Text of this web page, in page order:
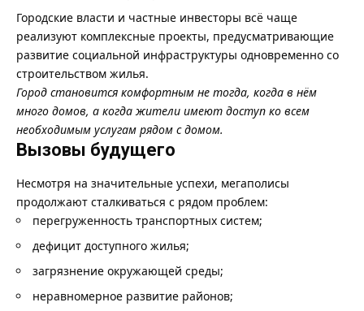
Городские власти и частные инвесторы всё чаще
реализуют комплексные проекты, предусматривающие
развитие социальной инфраструктуры одновременно со
строительством жилья.
Город становится комфортным не тогда, когда в нём
много домов, а когда жители имеют доступ ко всем
необходимым услугам рядом с домом.
Вызовы будущего
Несмотря на значительные успехи, мегаполисы
продолжают сталкиваться с рядом проблем:
перегруженность транспортных систем;
дефицит доступного жилья;
загрязнение окружающей среды;
неравномерное развитие районов;